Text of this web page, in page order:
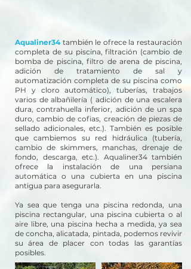
Aqualiner34también le ofrece la restauración
completa de su piscina, filtración (cambio de
bomba de piscina, filtro de arena de piscina,
adición de tratamiento de sal y
automatización completa de su piscina como
PH y cloro automático), tuberías, trabajos
varios de albañilería ( adición de una escalera
dura, contrahuella inferior, adición de un spa
duro, cambio de cofias, creación de piezas de
sellado adicionales, etc.). También es posible
que cambiemos su red hidráulica (tubería,
cambio de skimmers, manchas, drenaje de
fondo, descarga, etc.). Aqualiner34 también
ofrece la instalación de una persiana
automática o una cubierta en una piscina
antigua para asegurarla.
Ya sea que tenga una piscina redonda, una
piscina rectangular, una piscina cubierta o al
aire libre, una piscina hecha a medida, ya sea
de concha, alicatada, pintada, podemos revivir
su área de placer con todas las garantías
posibles.